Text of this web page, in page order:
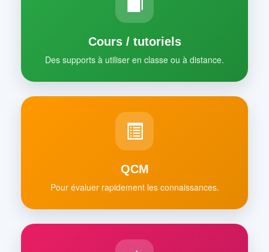
Cours / tutoriels
Des supports à utiliser en classe ou à distance.
QCM
Pour évaluer rapidement les connaissances.